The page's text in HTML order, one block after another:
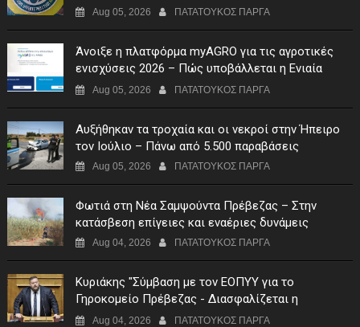
Aug 05, 2026 ΠΑΤΑΤΟΥΚΟΣ ΠΑΡΓΑ
Άνοιξε η πλατφόρμα myAGRO για τις αγροτικές
ενισχύσεις 2026 – Πώς υποβάλλεται η Ενιαία
Αίτηση Ενίσχυσης
Aug 05, 2026 ΠΑΤΑΤΟΥΚΟΣ ΠΑΡΓΑ
Αυξήθηκαν τα τροχαία και οι νεκροί στην Ήπειρο
τον Ιούλιο – Πάνω από 5.500 παραβάσεις
Aug 05, 2026 ΠΑΤΑΤΟΥΚΟΣ ΠΑΡΓΑ
Φωτιά στη Νέα Σαμψούντα Πρέβεζας – Στην
κατάσβεση επίγειες και εναέριες δυνάμεις
Aug 04, 2026 ΠΑΤΑΤΟΥΚΟΣ ΠΑΡΓΑ
Κυριάκης "Σύμβαση με τον ΕΟΠΥΥ για το
Γηροκομείο Πρέβεζας - Διασφαλίζεται η
χρηματοδότηση της λειτουργίας του"
Aug 04, 2026 ΠΑΤΑΤΟΥΚΟΣ ΠΑΡΓΑ